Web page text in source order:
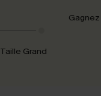
Taille Grand